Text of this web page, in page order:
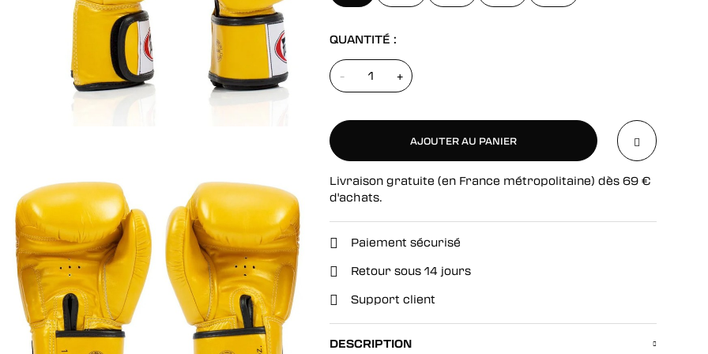
QUANTITÉ :
- +
AJOUTER AU PANIER
AJOUTER AU PANIER
Livraison gratuite (en France métropolitaine) dès 69 €
d'achats.
Paiement sécurisé
Retour sous 14 jours
Support client
DESCRIPTION